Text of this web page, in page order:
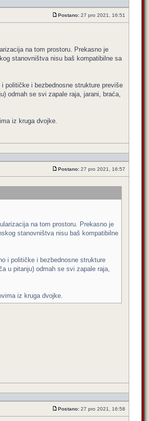
Postano: 27 pro 2021, 16:51
na tom prostoru. Prekasno je
stanovništva nisu baš kompatibilne sa
političke i bezbednosne strukture previše
odmah se svi zapale raja, jarani, braća,
iz kruga dvojke.
Postano: 27 pro 2021, 16:57
na tom prostoru. Prekasno je
stanovništva nisu baš kompatibilne
i političke i bezbednosne strukture
u pitanju) odmah se svi zapale raja,
iz kruga dvojke.
Postano: 27 pro 2021, 16:58